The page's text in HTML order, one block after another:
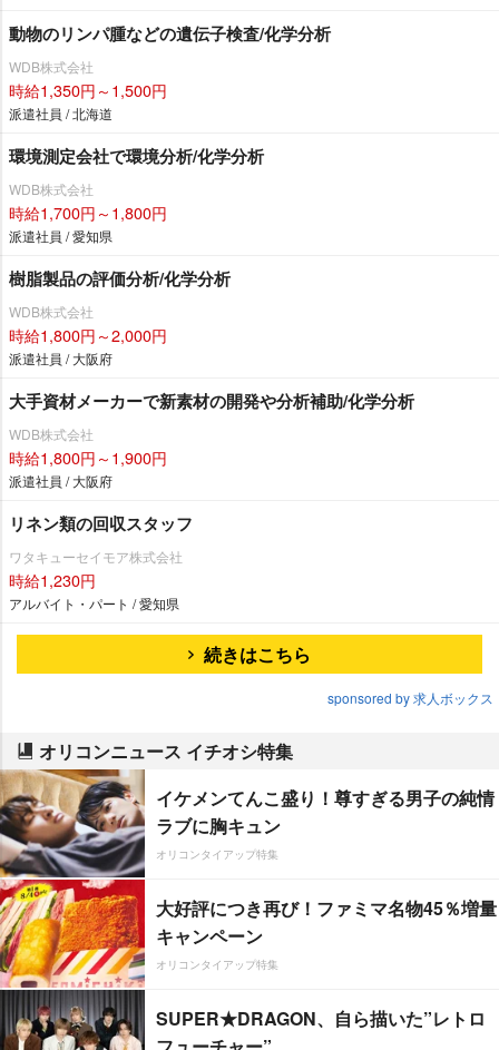
動物のリンパ腫などの遺伝子検査/化学分析
WDB株式会社
時給1,350円～1,500円
派遣社員 / 北海道
環境測定会社で環境分析/化学分析
WDB株式会社
時給1,700円～1,800円
派遣社員 / 愛知県
樹脂製品の評価分析/化学分析
WDB株式会社
時給1,800円～2,000円
派遣社員 / 大阪府
大手資材メーカーで新素材の開発や分析補助/化学分析
WDB株式会社
時給1,800円～1,900円
派遣社員 / 大阪府
リネン類の回収スタッフ
ワタキューセイモア株式会社
時給1,230円
アルバイト・パート / 愛知県
続きはこちら
sponsored by 求人ボックス
オリコンニュース イチオシ特集
イケメンてんこ盛り！尊すぎる男子の純情
ラブに胸キュン
オリコンタイアップ特集
大好評につき再び！ファミマ名物45％増量
キャンペーン
オリコンタイアップ特集
SUPER★DRAGON、自ら描いた”レトロ